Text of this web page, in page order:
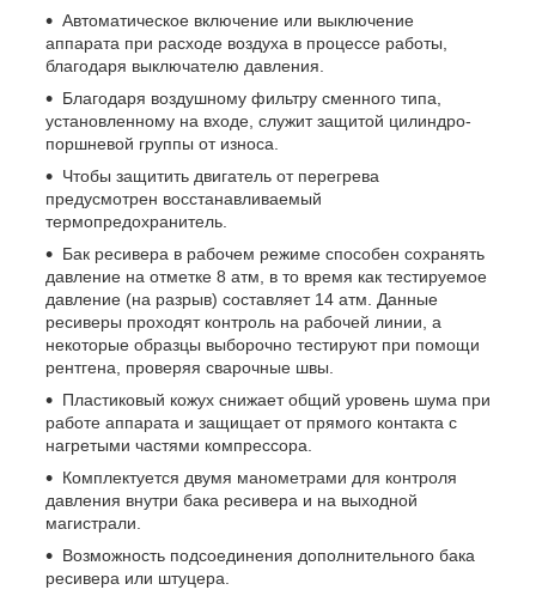
Автоматическое включение или выключение
аппарата при расходе воздуха в процессе работы,
благодаря выключателю давления.
Благодаря воздушному фильтру сменного типа,
установленному на входе, служит защитой цилиндро-
поршневой группы от износа.
Чтобы защитить двигатель от перегрева
предусмотрен восстанавливаемый
термопредохранитель.
Бак ресивера в рабочем режиме способен сохранять
давление на отметке 8 атм, в то время как тестируемое
давление (на разрыв) составляет 14 атм. Данные
ресиверы проходят контроль на рабочей линии, а
некоторые образцы выборочно тестируют при помощи
рентгена, проверяя сварочные швы.
Пластиковый кожух снижает общий уровень шума при
работе аппарата и защищает от прямого контакта с
нагретыми частями компрессора.
Комплектуется двумя манометрами для контроля
давления внутри бака ресивера и на выходной
магистрали.
Возможность подсоединения дополнительного бака
ресивера или штуцера.